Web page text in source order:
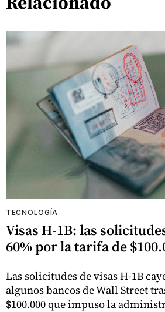
TECNOLOGÍA
Visas H-1B: las
60% por la tarifa de
Las solicitudes de visas H-1B
algunos bancos de Wall Street
$100.000 que impuso la